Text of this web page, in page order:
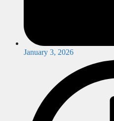
January 3, 2026